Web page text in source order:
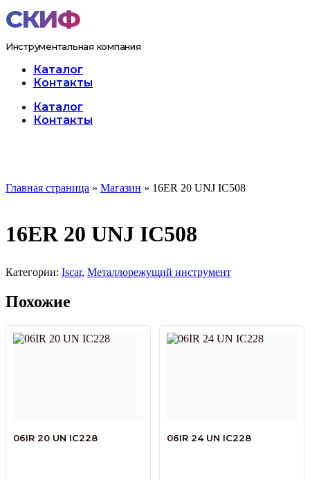
Перейти
к
Инструментальная компания
Каталог
Контакты
МенюКаталог
Контакты
Главная страница » Магазин » 16ER 20 UNJ IC508
16ER 20 UNJ IC508
Категории: Iscar, Металлорежущий инструмент
Похожие
06IR 20 UN IC228 06IR 24 UN IC228